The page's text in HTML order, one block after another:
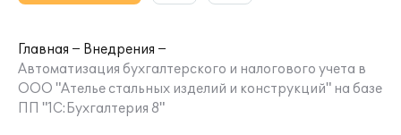
Главная
Внедрения
Автоматизация бухгалтерского и налогового учета в
ООО "Ателье стальных изделий и конструкций" на базе
ПП "1С:Бухгалтерия 8"